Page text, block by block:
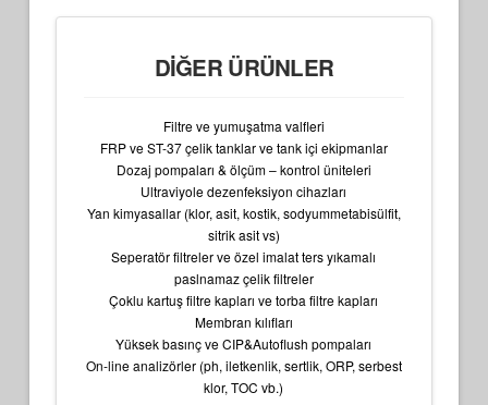
DİĞER ÜRÜNLER
Filtre ve yumuşatma valfleri
FRP ve ST-37 çelik tanklar ve tank içi ekipmanlar
Dozaj pompaları & ölçüm – kontrol üniteleri
Ultraviyole dezenfeksiyon cihazları
Yan kimyasallar (klor, asit, kostik, sodyummetabisülfit,
sitrik asit vs)
Seperatör filtreler ve özel imalat ters yıkamalı
paslnamaz çelik filtreler
Çoklu kartuş filtre kapları ve torba filtre kapları
Membran kılıfları
Yüksek basınç ve CIP&Autoflush pompaları
On-line analizörler (ph, iletkenlik, sertlik, ORP, serbest
klor, TOC vb.)